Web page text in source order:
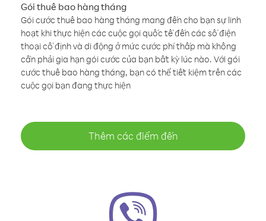
Gói thuê bao hàng tháng
Gói cước thuê bao hàng tháng mang đến cho bạn sự linh
hoạt khi thực hiện các cuộc gọi quốc tế đến các số điện
thoại cố định và di động ở mức cước phí thấp mà không
cần phải gia hạn gói cước của bạn bất kỳ lúc nào. Với gói
cước thuê bao hàng tháng, bạn có thể tiết kiệm trên các
cuộc gọi bạn đang thực hiện
Thêm các điểm đến